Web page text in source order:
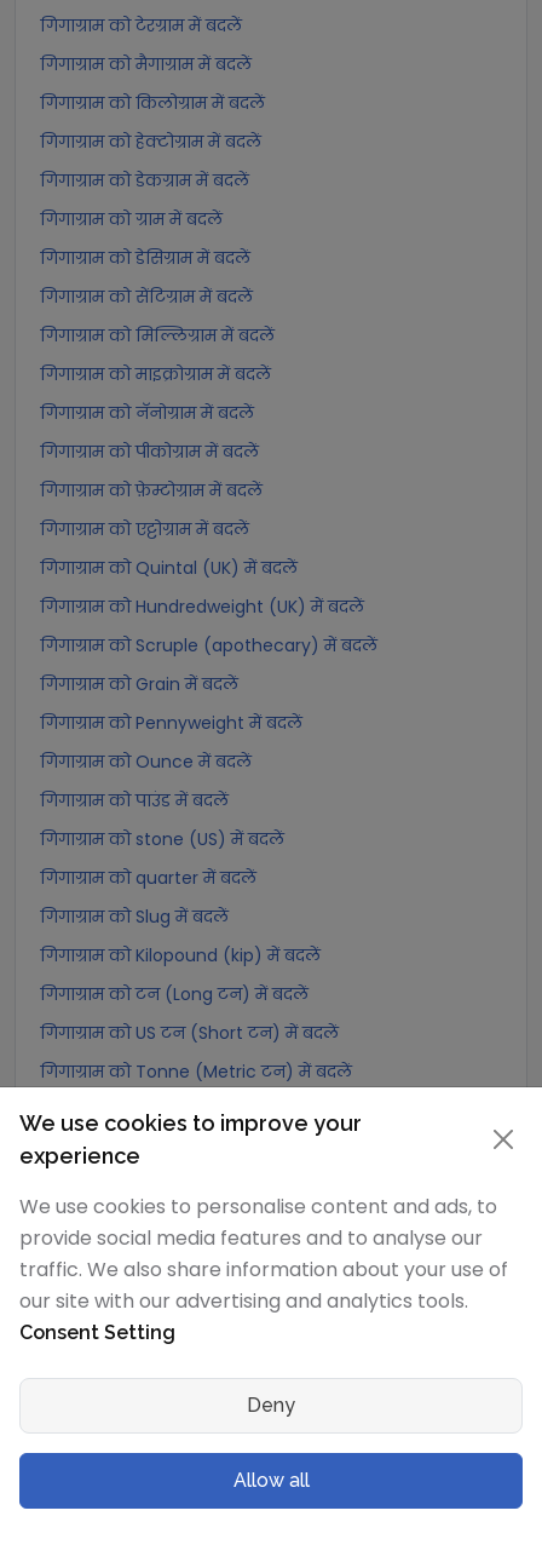
गिगाग्राम को टेरग्राम में बदलें
गिगाग्राम को मैगाग्राम में बदलें
गिगाग्राम को किलोग्राम में बदलें
गिगाग्राम को हेक्टोग्राम में बदलें
गिगाग्राम को डेकग्राम में बदलें
गिगाग्राम को ग्राम में बदलें
गिगाग्राम को डेसिग्राम में बदलें
गिगाग्राम को सेंटिग्राम में बदलें
गिगाग्राम को मिल्लिग्राम में बदलें
गिगाग्राम को माइक्रोग्राम में बदलें
गिगाग्राम को नॅनोग्राम में बदलें
गिगाग्राम को पीकोग्राम में बदलें
गिगाग्राम को फ़ेम्टोग्राम में बदलें
गिगाग्राम को एट्टोग्राम में बदलें
गिगाग्राम को Quintal (UK) में बदलें
गिगाग्राम को Hundredweight (UK) में बदलें
गिगाग्राम को Scruple (apothecary) में बदलें
गिगाग्राम को Grain में बदलें
गिगाग्राम को Pennyweight में बदलें
गिगाग्राम को Ounce में बदलें
गिगाग्राम को पाउंड में बदलें
गिगाग्राम को stone (US) में बदलें
गिगाग्राम को quarter में बदलें
गिगाग्राम को Slug में बदलें
गिगाग्राम को Kilopound (kip) में बदलें
गिगाग्राम को टन (Long टन) में बदलें
गिगाग्राम को US टन (Short टन) में बदलें
गिगाग्राम को Tonne (Metric टन) में बदलें
गिगाग्राम को Quintal (metric) में बदलें
गिगाग्राम को Hundredweight (metric) में बदलें
गिगाग्राम को Carat में बदलें
गिगाग्राम को Atomic mass unit में बदलें
गिगाग्राम को Gamma में बदलें
गिगाग्राम को Dalton में बदलें
गिगाग्राम को Planck mass में बदलें
गिगाग्राम को Electron mass (rest) में बदलें
गिगाग्राम को Muon mass में बदलें
We use cookies to improve your
experience
We use cookies to personalise content and ads, to
provide social media features and to analyse our
traffic. We also share information about your use of
our site with our advertising and analytics tools.
Consent Setting
Deny
Allow all